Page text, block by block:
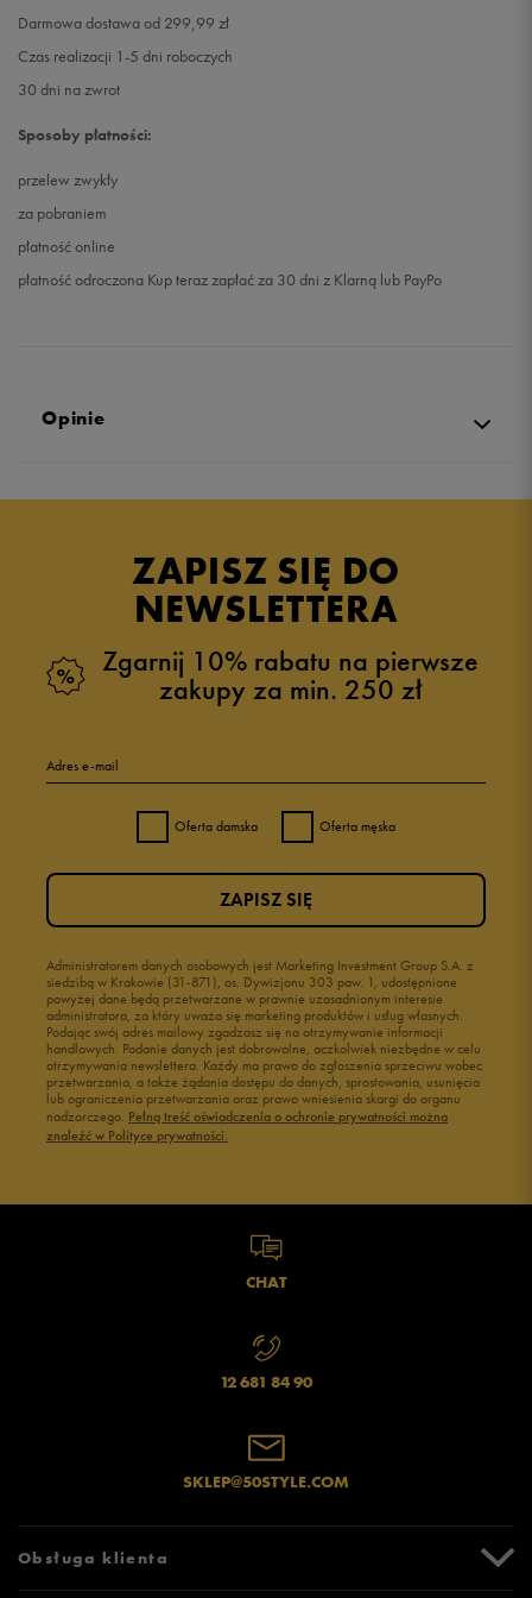
Darmowa dostawa od 299,99 zł
Czas realizacji 1-5 dni roboczych
30 dni na zwrot
Sposoby płatności:
przelew zwykły
za pobraniem
płatność online
płatność odroczona Kup teraz zapłać za 30 dni z Klarną lub PayPo
Opinie
5.0
zebranych i zweryfikowanych przez
4 0%
1 0%
Jak zbieramy opinie?
ZAPISZ SIĘ DO
NEWSLETTERA
Zgarnij 10% rabatu na pierwsze
zakupy za min. 250 zł
Adres e-mail
Oferta damska Oferta męska
Administratorem danych osobowych jest Marketing Investment Group S.A. z
siedzibą w Krakowie (31-871), os. Dywizjonu 303 paw. 1, udostępnione
powyżej dane będą przetwarzane w prawnie uzasadnionym interesie
administratora, za który uważa się marketing produktów i usług własnych.
Podając swój adres mailowy zgadzasz się na otrzymywanie informacji
handlowych. Podanie danych jest dobrowolne, aczkolwiek niezbędne w celu
otrzymywania newslettera. Każdy ma prawo do zgłoszenia sprzeciwu wobec
przetwarzania, a także żądania dostępu do danych, sprostowania, usunięcia
lub ograniczenia przetwarzania oraz prawo wniesienia skargi do organu
nadzorczego. Pełną treść oświadczenia o ochronie prywatności można
znaleźć w Polityce prywatności.
ZAPISZ SIĘ
CHAT
12 681 84 90
SKLEP@50STYLE.COM
Obsługa klienta